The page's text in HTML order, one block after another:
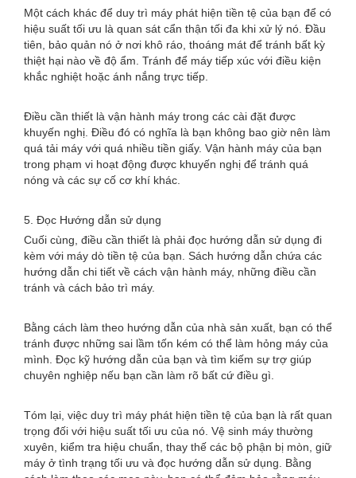
Một cách khác để duy trì máy phát hiện tiền tệ của bạn để có
hiệu suất tối ưu là quan sát cẩn thận tối đa khi xử lý nó. Đầu
tiên, bảo quản nó ở nơi khô ráo, thoáng mát để tránh bất kỳ
thiệt hại nào về độ ẩm. Tránh để máy tiếp xúc với điều kiện
khắc nghiệt hoặc ánh nắng trực tiếp.
Điều cần thiết là vận hành máy trong các cài đặt được
khuyến nghị. Điều đó có nghĩa là bạn không bao giờ nên làm
quá tải máy với quá nhiều tiền giấy. Vận hành máy của bạn
trong phạm vi hoạt động được khuyến nghị để tránh quá
nóng và các sự cố cơ khí khác.
5. Đọc Hướng dẫn sử dụng
Cuối cùng, điều cần thiết là phải đọc hướng dẫn sử dụng đi
kèm với máy dò tiền tệ của bạn. Sách hướng dẫn chứa các
hướng dẫn chi tiết về cách vận hành máy, những điều cần
tránh và cách bảo trì máy.
Bằng cách làm theo hướng dẫn của nhà sản xuất, bạn có thể
tránh được những sai lầm tốn kém có thể làm hỏng máy của
mình. Đọc kỹ hướng dẫn của bạn và tìm kiếm sự trợ giúp
chuyên nghiệp nếu bạn cần làm rõ bất cứ điều gì.
Tóm lại, việc duy trì máy phát hiện tiền tệ của bạn là rất quan
trọng đối với hiệu suất tối ưu của nó. Vệ sinh máy thường
xuyên, kiểm tra hiệu chuẩn, thay thế các bộ phận bị mòn, giữ
máy ở tình trạng tối ưu và đọc hướng dẫn sử dụng. Bằng